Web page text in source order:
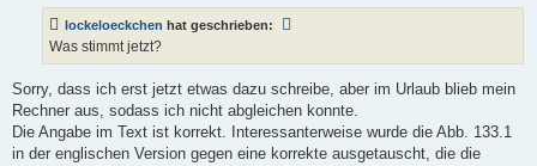
lockeloeckchen hat geschrieben:
Was stimmt jetzt?
Sorry, dass ich erst jetzt etwas dazu schreibe, aber im Urlaub blieb mein
Rechner aus, sodass ich nicht abgleichen konnte.
Die Angabe im Text ist korrekt. Interessanterweise wurde die Abb. 133.1
in der englischen Version gegen eine korrekte ausgetauscht, die die